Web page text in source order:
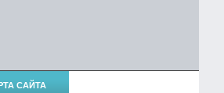
САЙТА